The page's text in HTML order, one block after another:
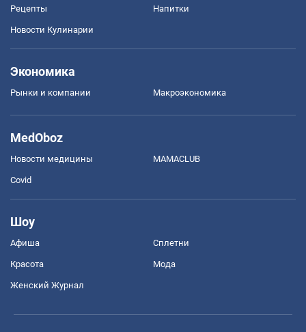
Рецепты Напитки
Новости Кулинарии
Экономика
Рынки и компании Mакроэкономика
MedOboz
Новости медицины MAMACLUB
Covid
Шоу
Афиша Сплетни
Красота Мода
Женский Журнал